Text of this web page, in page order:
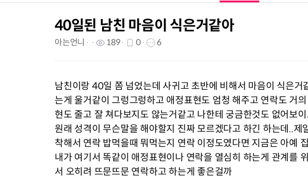
40일된 남친 마음이 식은거같아
아는언니 189 0 6
남친이랑 40일 쫌 넘었는데 사귀고 초반에 비해서 마음이 식은
는게 울거같이 그렁그렁하고 애정표현도 엄청 해주고 연락도 거
현도 줄고 잘 쳐다보지도 않는거같고 나한테 궁금한것도 없어보
원래 성격이 무슨말을 해야할지 진짜 모르겠다고 하긴 하는데..
착해서 연락 밥먹을때 뭐먹는지 연락 이정도였다면 지금은 아예
내가 여기서 똑같이 애정표현이나 연락을 열심히 하는게 관계를
서 오히려 뜨문뜨문 연락하고 하는게 좋은걸까